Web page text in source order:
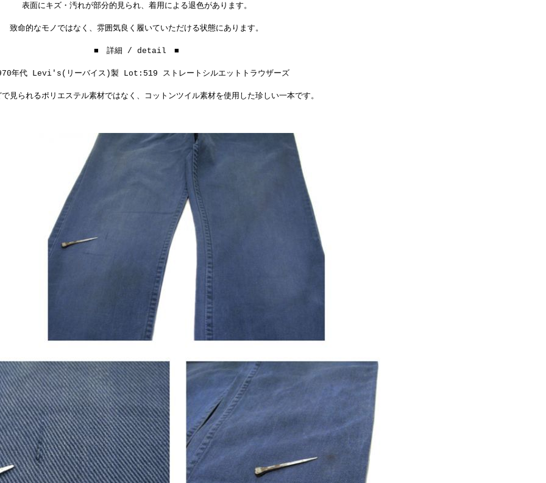
表面にキズ・汚れが部分的見られ、着用による退色があります。
致命的なモノではなく、雰囲気良く履いていただける状態にあります。
■ 詳細 / detail ■
年代 Levi's(リーバイス)製 Lot:519 ストレートシルエットトラウザーズ
見られるポリエステル素材ではなく、コットンツイル素材を使用した珍しい一本です。